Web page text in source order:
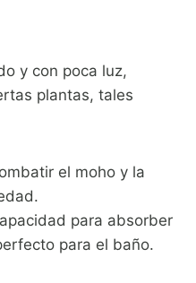
y con poca luz,
plantas, tales
el moho y la
para absorber
para el baño.